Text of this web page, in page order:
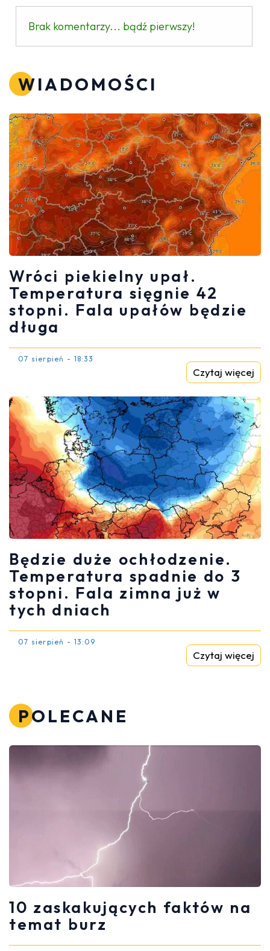
Brak komentarzy... bądź pierwszy!
WIADOMOŚCI
Wróci piekielny upał.
Temperatura sięgnie 42
stopni. Fala upałów będzie
długa
07 sierpień - 18:33
Czytaj więcej
Będzie duże ochłodzenie.
Temperatura spadnie do 3
stopni. Fala zimna już w
tych dniach
07 sierpień - 13:09
Czytaj więcej
POLECANE
10 zaskakujących faktów na
temat burz